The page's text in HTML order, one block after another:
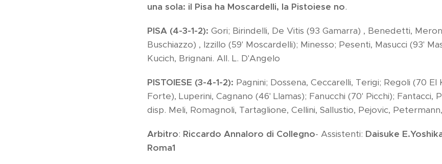
una sola: il Pisa ha Moscardelli, la Pistoiese no.
PISA (4-3-1-2): Gori; Birindelli, De Vitis (93 Gamarra) , Benedetti,
Buschiazzo) , Izzillo (59' Moscardelli); Minesso; Pesenti, Masucci (93'
Kucich, Brignani. All. L. D'Angelo
PISTOIESE (3-4-1-2): Pagnini; Dossena, Ceccarelli, Terigi; Regoli (70 El
Forte), Luperini, Cagnano (46' Llamas); Fanucchi (70' Picchi); Fantacci,
disp. Meli, Romagnoli, Tartaglione, Cellini, Sallustio, Pejovic,
Arbitro: Riccardo Annaloro di Collegno- Assistenti: Daisuke
Roma1